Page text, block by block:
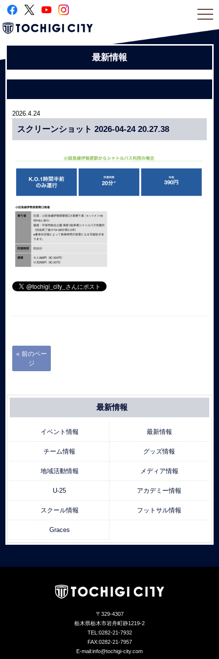
最新情報
2026.4.24
スクリーンショット 2026-04-24 20.27.38
« 前のペー
ジ
最新情報
イベント情報 最新情報
チーム情報 グッズ情報
地域活動情報 メディア情報
U-25 アカデミー情報
スクール情報 フットサル情報
Graces
〒329-4307
栃木県栃木市岩舟町静1219-2
TEL:0282-21-7932
FAX:0282-21-7957
E-mail:info@tochigi-city.com